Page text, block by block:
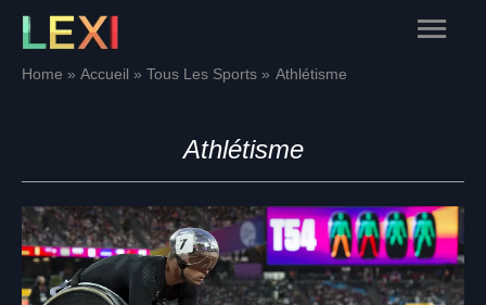
Skip
content
Main
Home Accueil Tous Les Sports Athlétisme
Athlétisme